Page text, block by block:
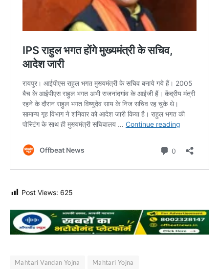
Post Views: 625
Mahtari Vandan Yojna Mahtari Yojna